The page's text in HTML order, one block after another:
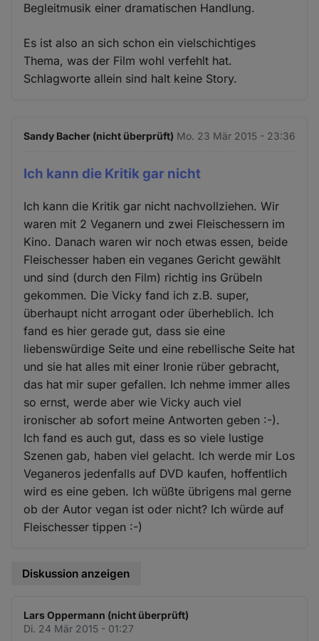
Begleitmusik einer dramatischen Handlung.
Es ist also an sich schon ein vielschichtiges
Thema, was der Film wohl verfehlt hat.
Schlagworte allein sind halt keine Story.
Sandy Bacher (nicht überprüft) Mo. 23 Mär 2015 - 23:36
Ich kann die Kritik gar nicht
Ich kann die Kritik gar nicht nachvollziehen. Wir
waren mit 2 Veganern und zwei Fleischessern im
Kino. Danach waren wir noch etwas essen, beide
Fleischesser haben ein veganes Gericht gewählt
und sind (durch den Film) richtig ins Grübeln
gekommen. Die Vicky fand ich z.B. super,
überhaupt nicht arrogant oder überheblich. Ich
fand es hier gerade gut, dass sie eine
liebenswürdige Seite und eine rebellische Seite hat
und sie hat alles mit einer Ironie rüber gebracht,
das hat mir super gefallen. Ich nehme immer alles
so ernst, werde aber wie Vicky auch viel
ironischer ab sofort meine Antworten geben :-).
Ich fand es auch gut, dass es so viele lustige
Szenen gab, haben viel gelacht. Ich werde mir Los
Veganeros jedenfalls auf DVD kaufen, hoffentlich
wird es eine geben. Ich wüßte übrigens mal gerne
ob der Autor vegan ist oder nicht? Ich würde auf
Fleischesser tippen :-)
Diskussion anzeigen
Lars Oppermann (nicht überprüft)
Di. 24 Mär 2015 - 01:27